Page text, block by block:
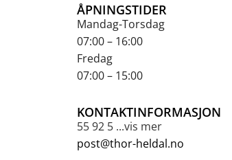
ÅPNINGSTIDER
Mandag-Torsdag
07:00 – 16:00
Fredag
07:00 – 15:00
KONTAKTINFORMASJON
55 92 5 ...vis mer
post@thor-heldal.no